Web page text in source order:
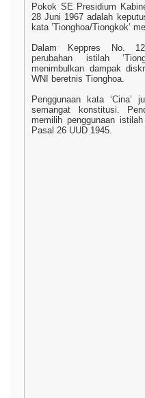
Pokok SE Presidium
28 Juni 1967 adalah
kata ’Tionghoa/Tiongkok’
Dalam Keppres No.
perubahan istilah
menimbulkan dampak
WNI beretnis Tionghoa.
Penggunaan kata ‘Cina’
semangat konstitusi.
memilih penggunaan
Pasal 26 UUD 1945.